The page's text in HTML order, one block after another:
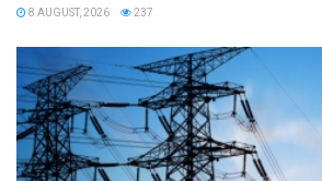
8 AUGUST, 2026 237